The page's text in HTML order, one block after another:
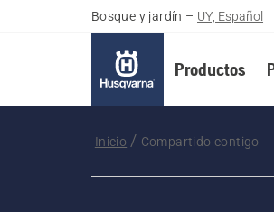
Bosque y jardín – UY, Español
Productos
Inicio Compartido contigo